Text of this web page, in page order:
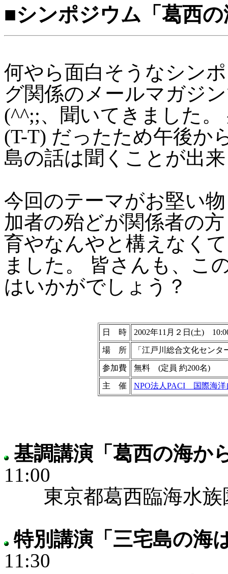
■シンポジウム「葛西
何やら面白そうなシン
グ関係のメールマガジ
(^^;;、聞いてきました
(T-T) だったため午後か
島の話は聞くことが出
今回のテーマがお堅い
加者の殆どが関係者の
育やなんやと構えなく
ました。 皆さんも、こ
はいかがでしょう？
日 時 2002年11月２日(土)
場 所 「江戸川総合文化センタ
参加費 無料 (定員 約200名)
主 催 NPO法人PACI 国際海洋
基調講演「葛西の海か
11:00
東京都葛西臨海水族
特別講演「三宅島の海
11:30